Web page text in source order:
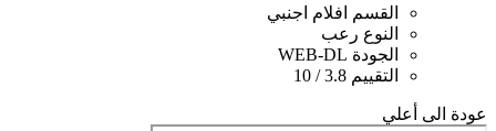
القسم
افلام اجنبي
النوع رعب
الجودة WEB-DL
التقييم 3.8 / 10
عودة الى أعلي